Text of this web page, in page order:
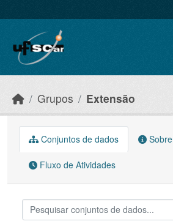
Grupos Extensão
Conjuntos de dados Sobre
Fluxo de Atividades